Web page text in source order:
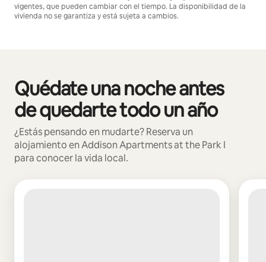
vigentes, que pueden cambiar con el tiempo. La disponibilidad de la
vivienda no se garantiza y está sujeta a cambios.
Quédate una noche antes
de quedarte todo un año
¿Estás pensando en mudarte? Reserva un
alojamiento en Addison Apartments at the Park I
para conocer la vida local.
Se muestran0 de 0 elementos